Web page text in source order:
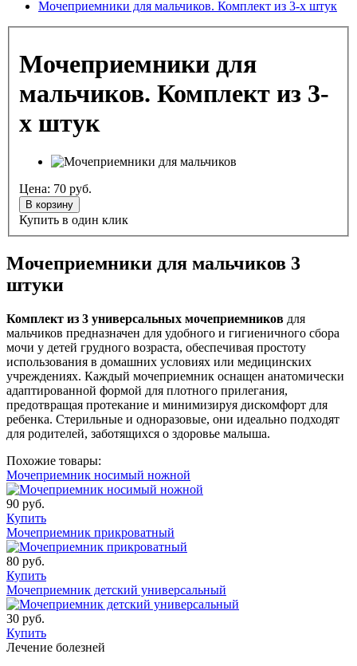
Мочеприемники для мальчиков. Комплект из 3-х штук
Мочеприемники для
мальчиков. Комплект из 3-
х штук
Цена: 70 руб.
В корзину
Купить в один клик
Мочеприемники для мальчиков 3
штуки
Комплект из 3 универсальных мочеприемников для
мальчиков предназначен для удобного и гигиеничного сбора
мочи у детей грудного возраста, обеспечивая простоту
использования в домашних условиях или медицинских
учреждениях. Каждый мочеприемник оснащен анатомически
адаптированной формой для плотного прилегания,
предотвращая протекание и минимизируя дискомфорт для
ребенка. Стерильные и одноразовые, они идеально подходят
для родителей, заботящихся о здоровье малыша.
Похожие товары:
Мочеприемник носимый ножной
90 руб.
Купить
Мочеприемник прикроватный
80 руб.
Купить
Мочеприемник детский универсальный
30 руб.
Купить
Лечение болезней